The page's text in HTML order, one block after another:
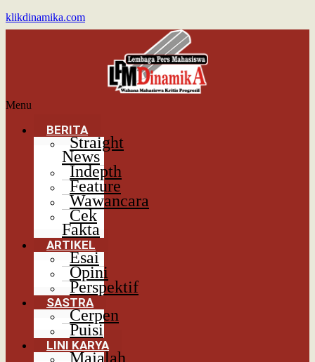
klikdinamika.com
Menu
BERITA
Straight
News
Indepth
Feature
Wawancara
Cek
Fakta
ARTIKEL
Esai
Opini
Perspektif
SASTRA
Cerpen
Puisi
LINI KARYA
Majalah